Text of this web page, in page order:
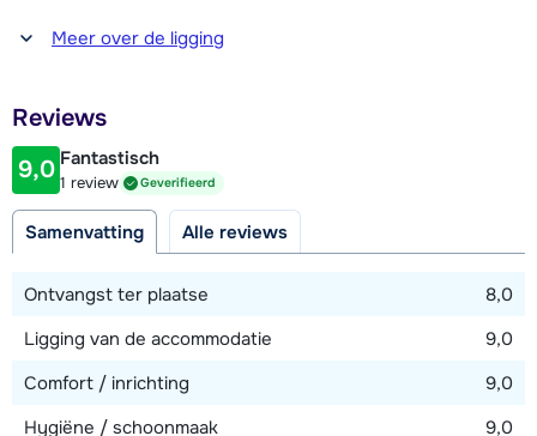
Afstand tot winkel(s)
100 meter
100 meter
Afstand tot piste
20 meter
20 meter
Meer over de ligging
Reviews
9,0 Fantastisch
1 review Geverifieerd
Samenvatting Alle reviews
Ontvangst ter plaatse
8,0
Ligging van de accommodatie
9,0
Comfort / inrichting
9,0
Hygiëne / schoonmaak
9,0